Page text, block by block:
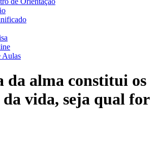
Aulas
da alma constitui os
da vida, seja qual for